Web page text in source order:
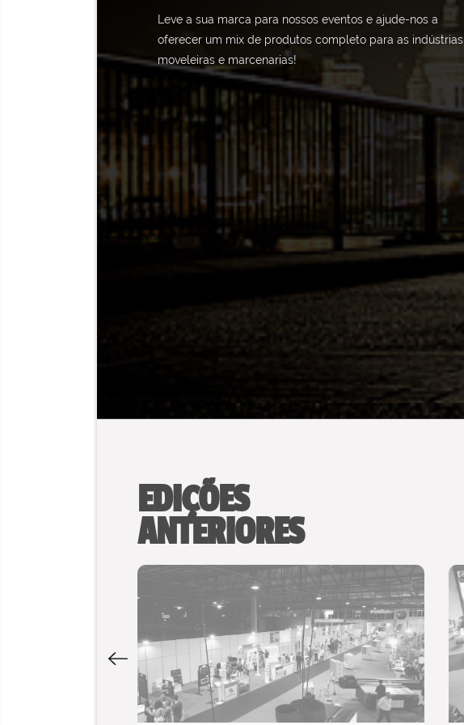
Leve a sua marca para nossos eventos e ajude-nos a
oferecer um mix de produtos completo para as indústrias
moveleiras e marcenarias!
EDIÇÕES
ANTERIORES